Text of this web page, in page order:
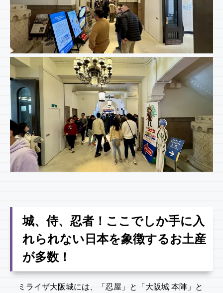
城、侍、忍者！ここでしか手に入
れられない日本を象徴するお土産
が多数！
ミライザ大阪城には、「忍屋」と「大阪城 本陣」と